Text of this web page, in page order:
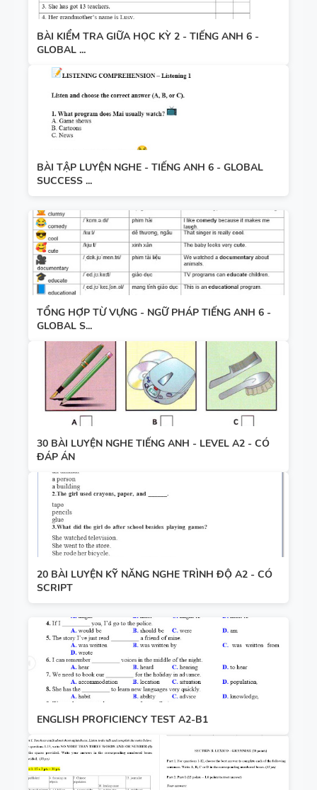
BÀI KIỂM TRA GIỮA HỌC KỲ 2 - TIẾNG ANH 6 -
GLOBAL ...
BÀI TẬP LUYỆN NGHE - TIẾNG ANH 6 - GLOBAL
SUCCESS ...
TỔNG HỢP TỪ VỰNG - NGỮ PHÁP TIẾNG ANH 6 -
GLOBAL S...
30 BÀI LUYỆN NGHE TIẾNG ANH - LEVEL A2 - CÓ
ĐÁP ÁN
20 BÀI LUYỆN KỸ NĂNG NGHE TRÌNH ĐỘ A2 - CÓ
SCRIPT
ENGLISH PROFICIENCY TEST A2-B1